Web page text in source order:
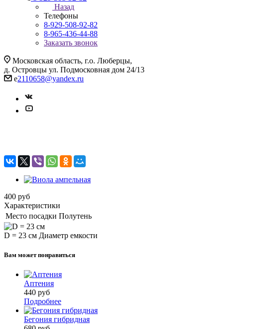
Назад
Телефоны
8-929-508-92-82
8-965-436-44-88
Заказать звонок
Московская область, г.о. Люберцы,
д. Островцы ул. Подмосковная дом 24/13
e2110658@yandex.ru
400 руб
Характеристики
Место посадки Полутень
D = 23 см Диаметр емкости
Вам может понравиться
Аптения
440 руб
Подробнее
Бегония гибридная